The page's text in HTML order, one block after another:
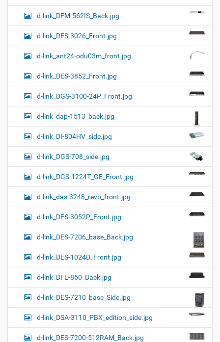
d-link_DFM-562IS_Back.jpg
d-link_DES-3026_Front.jpg
d-link_ant24-odu03m_front.jpg
d-link_DES-3852_Front.jpg
d-link_DGS-3100-24P_Front.jpg
d-link_dap-1513_back.jpg
d-link_DI-804HV_side.jpg
d-link_DGS-708_side.jpg
d-link_DGS-1224T_GE_Front.jpg
d-link_das-3248_revb_front.jpg
d-link_DES-3052P_Front.jpg
d-link_DES-7206_base_Back.jpg
d-link_DES-1024D_Front.jpg
d-link_DFL-860_Back.jpg
d-link_DES-7210_base_Side.jpg
d-link_DSA-3110_PBX_edition_side.jpg
d-link_DES-7200-512RAM_Back.jpg